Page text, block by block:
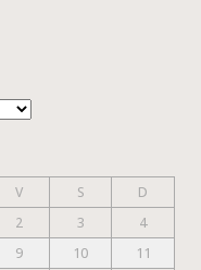
V S
D
2 3
4
9 10
11